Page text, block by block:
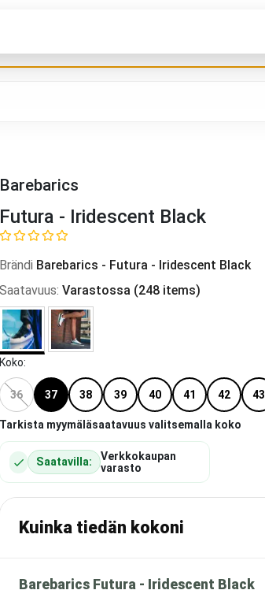
Barebarics
Futura - Iridescent Black
Brändi Barebarics - Futura - Iridescent Black
Saatavuus: Varastossa (248 items)
Koko:
36 37 38 39 40 41 42 43
Tarkista myymäläsaatavuus valitsemalla koko
Saatavilla:
Verkkokaupan
varasto
Kuinka tiedän kokoni
Barebarics Futura - Iridescent Black